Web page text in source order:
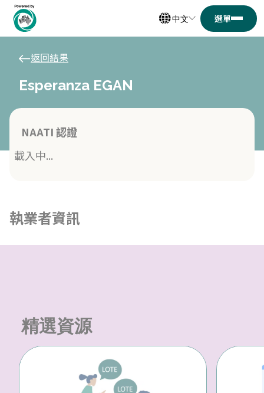
中文
返回結果
Esperanza EGAN
NAATI 認證
載入中...
執業者資訊
精選資源